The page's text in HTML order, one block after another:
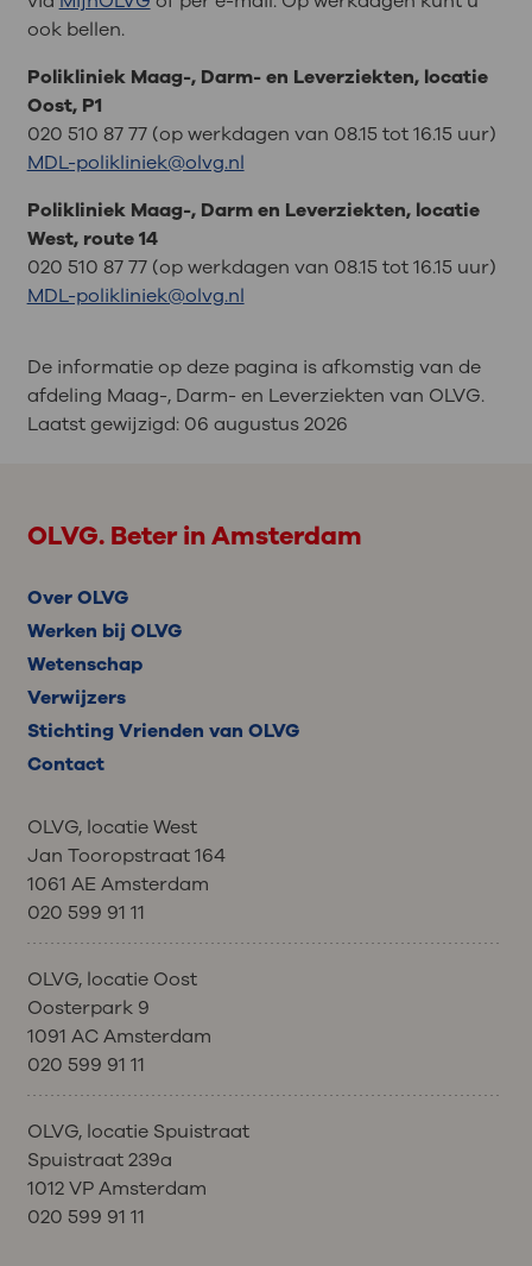
ook bellen.
Polikliniek Maag-, Darm- en Leverziekten, locatie
Oost, P1
020 510 87 77 (op werkdagen van 08.15 tot 16.15 uur)
MDL-polikliniek@olvg.nl
Polikliniek Maag-, Darm en Leverziekten, locatie
West, route 14
020 510 87 77 (op werkdagen van 08.15 tot 16.15 uur)
MDL-polikliniek@olvg.nl
De informatie op deze pagina is afkomstig van de
afdeling Maag-, Darm- en Leverziekten van OLVG.
Laatst gewijzigd: 06 augustus 2026
OLVG. Beter in Amsterdam
Over OLVG
Werken bij OLVG
Wetenschap
Verwijzers
Stichting Vrienden van OLVG
Contact
OLVG, locatie West
Jan Tooropstraat 164
1061 AE Amsterdam
020 599 91 11
OLVG, locatie Oost
Oosterpark 9
1091 AC Amsterdam
020 599 91 11
OLVG, locatie Spuistraat
Spuistraat 239a
1012 VP Amsterdam
020 599 91 11